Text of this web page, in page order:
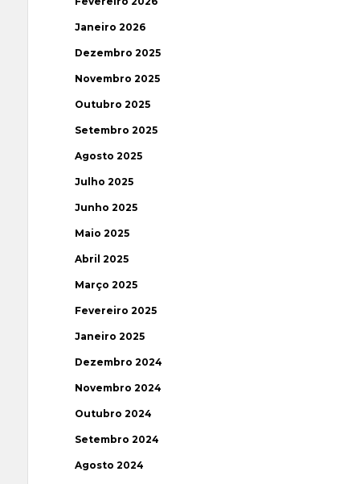
Janeiro 2026
Dezembro 2025
Novembro 2025
Outubro 2025
Setembro 2025
Agosto 2025
Julho 2025
Junho 2025
Maio 2025
Abril 2025
Março 2025
Fevereiro 2025
Janeiro 2025
Dezembro 2024
Novembro 2024
Outubro 2024
Setembro 2024
Agosto 2024